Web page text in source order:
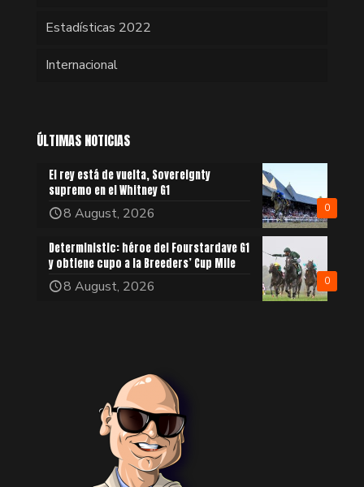
Estadísticas 2022
Internacional
ÚLTIMAS NOTICIAS
0
El rey está de vuelta, Sovereignty
supremo en el Whitney G1
8 August, 2026
0
Deterministic: héroe del Fourstardave G1
y obtiene cupo a la Breeders’ Cup Mile
8 August, 2026